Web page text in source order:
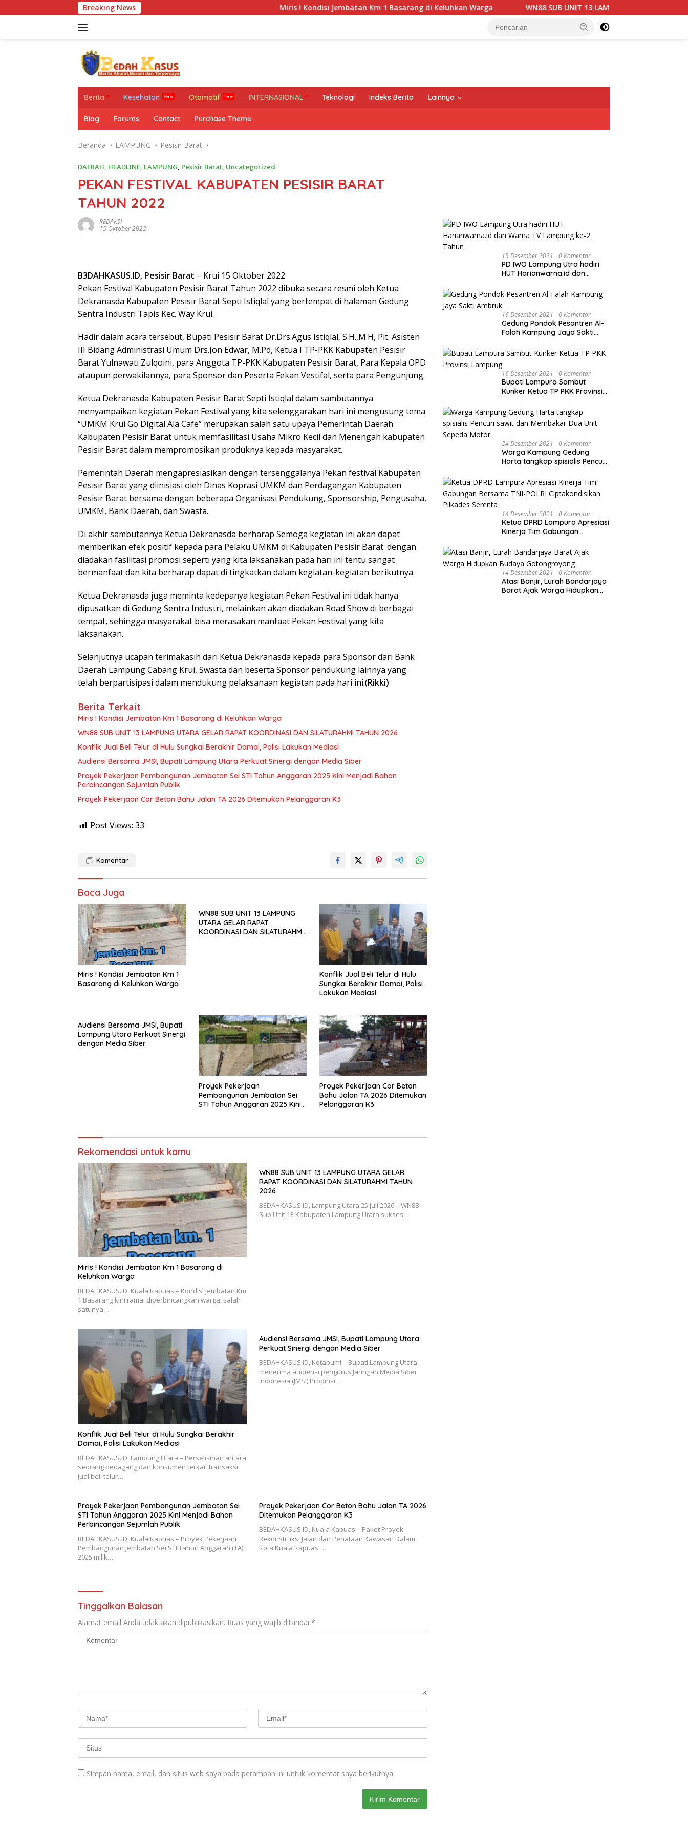
ke
Breaking News Miris ! Kondisi Jembatan Km 1 Basarang di Keluhkan Warga WN88 SUB UNIT 13 LAMPUNG UTARA GELAR RAPAT
Berita Kesehatan Otomotif INTERNASIONAL Teknologi Indeks Berita Lainnya
Blog Forums Contact Purchase Theme
Beranda LAMPUNG Pesisir Barat
DAERAH, HEADLINE, LAMPUNG, Pesisir Barat, Uncategorized
PEKAN FESTIVAL KABUPATEN PESISIR BARAT
TAHUN 2022
REDAKSI
15 Oktober 2022
B3DAHKASUS.ID, Pesisir Barat – Krui 15 Oktober 2022
Pekan Festival Kabupaten Pesisir Barat Tahun 2022 dibuka secara resmi oleh Ketua
Dekranasda Kabupaten Pesisir Barat Septi Istiqlal yang bertempat di halaman Gedung
Sentra Industri Tapis Kec. Way Krui.
Hadir dalam acara tersebut, Bupati Pesisir Barat Dr.Drs.Agus Istiqlal, S.H.,M.H, Plt. Asisten
III Bidang Administrasi Umum Drs.Jon Edwar, M.Pd, Ketua I TP-PKK Kabupaten Pesisir
Barat Yulnawati Zulqoini, para Anggota TP-PKK Kabupaten Pesisir Barat, Para Kepala OPD
ataupun perwakilannya, para Sponsor dan Peserta Fekan Vestifal, serta para Pengunjung.
Ketua Dekranasda Kabupaten Pesisir Barat Septi Istiqlal dalam sambutannya
menyampaikan kegiatan Pekan Festival yang kita selenggarakan hari ini mengusung tema
“UMKM Krui Go Digital Ala Cafe” merupakan salah satu upaya Pemerintah Daerah
Kabupaten Pesisir Barat untuk memfasilitasi Usaha Mikro Kecil dan Menengah kabupaten
Pesisir Barat dalam mempromosikan produknya kepada masyarakat.
Pemerintah Daerah mengapresiasikan dengan tersenggalanya Pekan festival Kabupaten
Pesisir Barat yang diinisiasi oleh Dinas Koprasi UMKM dan Perdagangan Kabupaten
Pesisir Barat bersama dengan beberapa Organisasi Pendukung, Sponsorship, Pengusaha,
UMKM, Bank Daerah, dan Swasta.
Di akhir sambutannya Ketua Dekranasda berharap Semoga kegiatan ini akan dapat
memberikan efek positif kepada para Pelaku UMKM di Kabupaten Pesisir Barat. dengan
diadakan fasilitasi promosi seperti yang kita laksanakan pada hari ini tentu sangat
bermanfaat dan kita berharap dapat di tingkatkan dalam kegiatan-kegiatan berikutnya.
Ketua Dekranasda juga meminta kedepanya kegiatan Pekan Festival ini tidak hanya
dipusatkan di Gedung Sentra Industri, melainkan akan diadakan Road Show di berbagai
tempat, sehingga masyarakat bisa merasakan manfaat Pekan Festival yang kita
laksanakan.
Selanjutnya ucapan terimakasih dari Ketua Dekranasda kepada para Sponsor dari Bank
Daerah Lampung Cabang Krui, Swasta dan beserta Sponsor pendukung lainnya yang
telah berpartisipasi dalam mendukung pelaksanaan kegiatan pada hari ini.(Rikki)
Berita Terkait
Miris ! Kondisi Jembatan Km 1 Basarang di Keluhkan Warga
WN88 SUB UNIT 13 LAMPUNG UTARA GELAR RAPAT KOORDINASI DAN SILATURAHMI TAHUN 2026
Konflik Jual Beli Telur di Hulu Sungkai Berakhir Damai, Polisi Lakukan Mediasi
Audiensi Bersama JMSI, Bupati Lampung Utara Perkuat Sinergi dengan Media Siber
Proyek Pekerjaan Pembangunan Jembatan Sei STI Tahun Anggaran 2025 Kini Menjadi Bahan
Perbincangan Sejumlah Publik
Proyek Pekerjaan Cor Beton Bahu Jalan TA 2026 Ditemukan Pelanggaran K3
Post Views: 33
Komentar
Baca Juga
Miris ! Kondisi Jembatan Km 1
Basarang di Keluhkan Warga
WN88 SUB UNIT 13 LAMPUNG
UTARA GELAR RAPAT
KOORDINASI DAN SILATURAHMI
Konflik Jual Beli Telur di Hulu
Sungkai Berakhir Damai, Polisi
Lakukan Mediasi
Audiensi Bersama JMSI, Bupati
Lampung Utara Perkuat Sinergi
dengan Media Siber
Proyek Pekerjaan
Pembangunan Jembatan Sei
STI Tahun Anggaran 2025 Kini
Proyek Pekerjaan Cor Beton
Bahu Jalan TA 2026 Ditemukan
Pelanggaran K3
Rekomendasi untuk kamu
Miris ! Kondisi Jembatan Km 1 Basarang di
Keluhkan Warga
BEDAHKASUS.ID, Kuala Kapuas – Kondisi Jembatan Km
1 Basarang kini ramai diperbincangkan warga, salah
satunya…
WN88 SUB UNIT 13 LAMPUNG UTARA GELAR
RAPAT KOORDINASI DAN SILATURAHMI TAHUN
2026
BEDAHKASUS.ID, Lampung Utara 25 Juli 2026 – WN88
Sub Unit 13 Kabupaten Lampung Utara sukses…
Konflik Jual Beli Telur di Hulu Sungkai Berakhir
Damai, Polisi Lakukan Mediasi
BEDAHKASUS.ID, Lampung Utara – Perselisihan antara
seorang pedagang dan konsumen terkait transaksi
jual beli telur…
Audiensi Bersama JMSI, Bupati Lampung Utara
Perkuat Sinergi dengan Media Siber
BEDAHKASUS.ID, Kotabumi – Bupati Lampung Utara
menerima audiensi pengurus Jaringan Media Siber
Indonesia (JMSI) Propinsi…
Proyek Pekerjaan Pembangunan Jembatan Sei
STI Tahun Anggaran 2025 Kini Menjadi Bahan
Perbincangan Sejumlah Publik
BEDAHKASUS.ID, Kuala Kapuas – Proyek Pekerjaan
Pembangunan Jembatan Sei STI Tahun Anggaran (TA)
2025 milik…
Proyek Pekerjaan Cor Beton Bahu Jalan TA 2026
Ditemukan Pelanggaran K3
BEDAHKASUS.ID, Kuala Kapuas – Paket Proyek
Rekonstruksi Jalan dan Penataan Kawasan Dalam
Kota Kuala Kapuas…
Tinggalkan Balasan
Alamat email Anda tidak akan dipublikasikan. Ruas yang wajib ditandai *
Simpan nama, email, dan situs web saya pada peramban ini untuk komentar saya berikutnya.
15 Desember 2021 0 Komentar
PD IWO Lampung Utra hadiri
HUT Harianwarna.id dan
Tahun
16 Desember 2021 0 Komentar
Gedung Pondok Pesantren Al-
Falah Kampung Jaya Sakti
16 Desember 2021 0 Komentar
Bupati Lampura Sambut
Kunker Ketua TP PKK Provinsi
24 Desember 2021 0 Komentar
Warga Kampung Gedung
Harta tangkap spisialis Pencuri
Sepeda Motor
14 Desember 2021 0 Komentar
Ketua DPRD Lampura Apresiasi
Kinerja Tim Gabungan
Ciptakondisikan Pilkades
Serenta
14 Desember 2021 0 Komentar
Atasi Banjir, Lurah Bandarjaya
Barat Ajak Warga Hidupkan